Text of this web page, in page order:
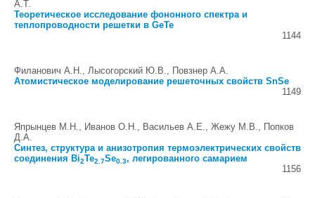
А.Т.
Теоретическое исследование фононного спектра и
теплопроводности решетки в GeTe
1144
Филанович А.Н., Лысогорский Ю.В., Повзнер А.А.
Атомистическое моделирование решеточных свойств SnSe
1149
Япрынцев М.Н., Иванов О.Н., Васильев А.Е., Жежу М.В., Попков
Д.А.
Синтез, структура и анизотропия термоэлектрических свойств
соединения Bi2Te2.7Se0.3, легированного самарием
1156